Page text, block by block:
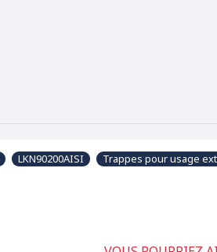
LKN90200AISI Trappes pour usage